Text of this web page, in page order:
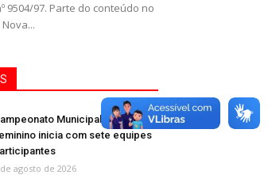
9504/97. Parte do conteúdo no
Municipal de Bolão
inicia com sete equipes
agosto de 2026